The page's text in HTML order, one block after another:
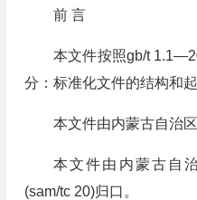
前 言
本文件按照gb/t
分：标准化文件的结构和
本文件由内蒙古自治
本文件由内蒙古自
(sam/tc 20)归口。